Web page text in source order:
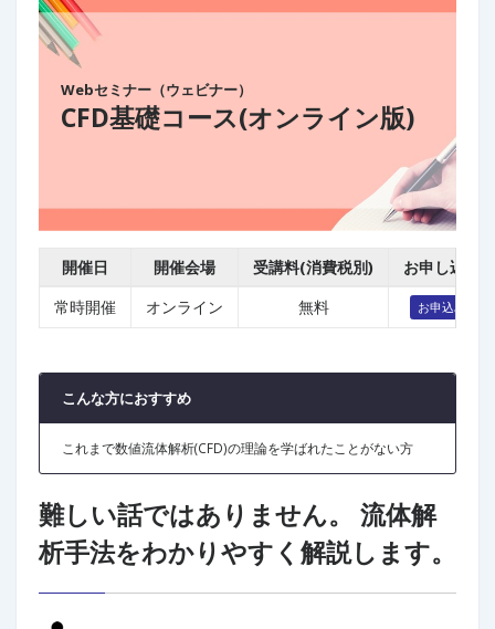
Webセミナー（ウェビナー）
CFD基礎コース(オンライン版)
開催日 開催会場 受講料(消費税別)
お申し込み
常時開催
オンライン 無料 お申込み
こんな方におすすめ
これまで数値流体解析(CFD)の理論を学ばれたことがない方
難しい話ではありません。
流体解
析手法をわかりやすく解説します。